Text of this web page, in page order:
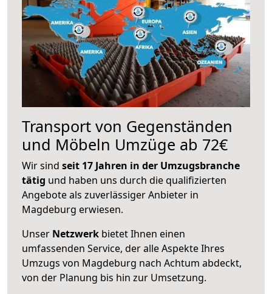
Transport von Gegenständen
und Möbeln Umzüge ab 72€
Wir sind seit 17 Jahren in der Umzugsbranche
tätig und haben uns durch die qualifizierten
Angebote als zuverlässiger Anbieter in
Magdeburg erwiesen.
Unser Netzwerk bietet Ihnen einen
umfassenden Service, der alle Aspekte Ihres
Umzugs von Magdeburg nach Achtum abdeckt,
von der Planung bis hin zur Umsetzung.